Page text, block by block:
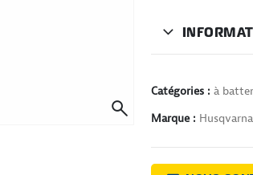
Catégories : à
Marque : Husqvarna